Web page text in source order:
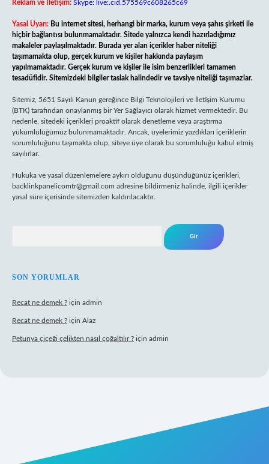
Reklam ve İletişim: Skype: live:.cid.575569c608265c69
Yasal Uyarı: Bu internet sitesi, herhangi bir marka, kurum veya şahıs şirketi ile
hiçbir bağlantısı bulunmamaktadır. Sitede yalnızca kendi hazırladığımız
makaleler paylaşılmaktadır. Burada yer alan içerikler haber niteliği
taşımamakta olup, gerçek kurum ve kişiler hakkında paylaşım
yapılmamaktadır. Gerçek kurum ve kişiler ile isim benzerlikleri tamamen
tesadüfidir. Sitemizdeki bilgiler taslak halindedir ve tavsiye niteliği taşımazlar.
Sitemiz, 5651 Sayılı Kanun gereğince Bilgi Teknolojileri ve İletişim Kurumu
(BTK) tarafından onaylanmış bir Yer Sağlayıcı olarak hizmet vermektedir. Bu
nedenle, sitedeki içerikleri proaktif olarak denetleme veya araştırma
yükümlülüğümüz bulunmamaktadır. Ancak, üyelerimiz yazdıkları içeriklerin
sorumluluğunu taşımakta olup, siteye üye olarak bu sorumluluğu kabul etmiş
sayılırlar.
Hukuka ve yasal düzenlemelere aykırı olduğunu düşündüğünüz içerikleri,
backlinkpanelicomtr@gmail.com adresine bildirmeniz halinde, ilgili içerikler
yasal süre içerisinde sitemizden kaldırılacaktır.
SON YORUMLAR
Recat ne demek ? için admin
Recat ne demek ? için Alaz
Petunya çiçeği çelikten nasıl çoğaltılır ? için admin